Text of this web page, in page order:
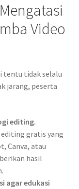
Video
tentu tidak selalu
jarang, peserta
editing.
gratis yang
Canva, atau
hasil
agar edukasi